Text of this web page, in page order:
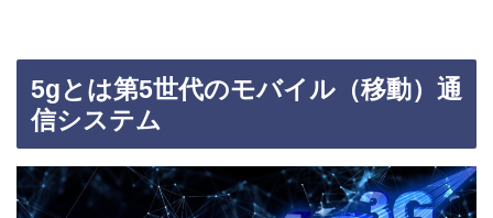
5gとは第5世代のモバイル（移動）通
信システム